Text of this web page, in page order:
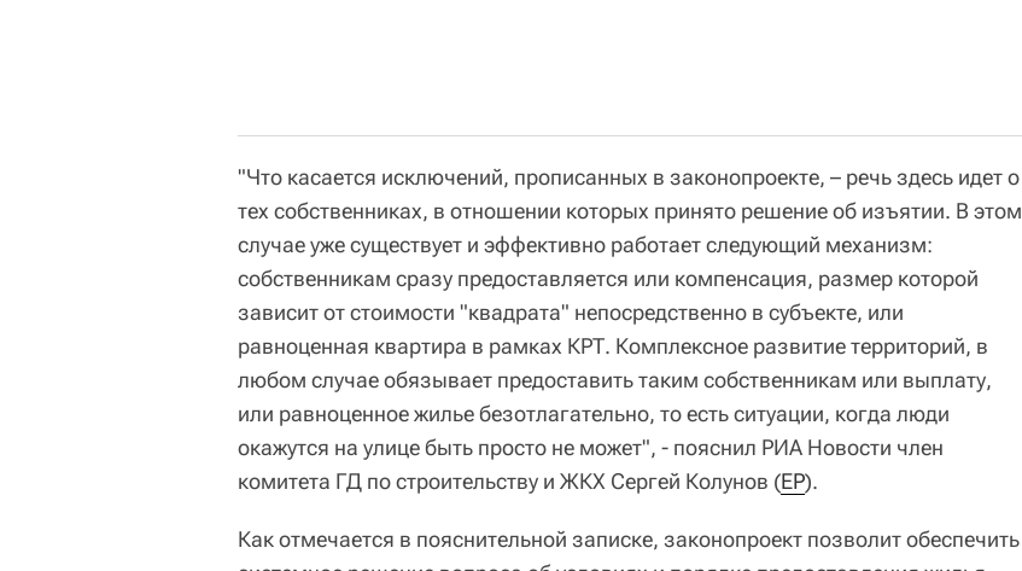
"Что касается исключений, прописанных в законопроекте, – речь здесь идет о
тех собственниках, в отношении которых принято решение об изъятии. В этом
случае уже существует и эффективно работает следующий механизм:
собственникам сразу предоставляется или компенсация, размер которой
зависит от стоимости "квадрата" непосредственно в субъекте, или
равноценная квартира в рамках КРТ. Комплексное развитие территорий, в
любом случае обязывает предоставить таким собственникам или выплату,
или равноценное жилье безотлагательно, то есть ситуации, когда люди
окажутся на улице быть просто не может", - пояснил РИА Новости член
комитета ГД по строительству и ЖКХ Сергей Колунов (ЕР).
Как отмечается в пояснительной записке, законопроект позволит обеспечить